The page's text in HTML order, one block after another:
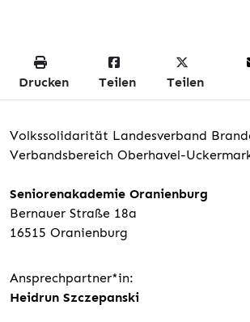
Drucken Teilen Teilen
Volkssolidarität Landesverband
Verbandsbereich Oberhavel-
Seniorenakademie Oranienburg
Bernauer Straße 18a
16515 Oranienburg
Ansprechpartner*in:
Heidrun Szczepanski